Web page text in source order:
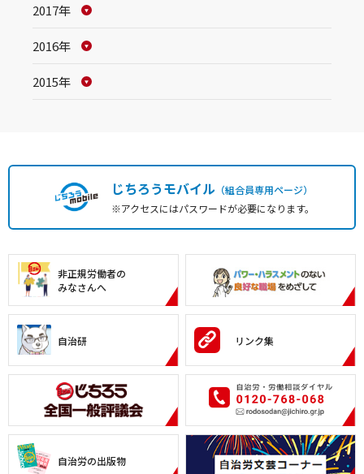
2017年
2016年
2015年
じちろうモバイル（組合員専用ページ）
※アクセスにはパスワードが必要になります。
非正規労働者の
みなさんへ
自治研 リンク集
自治労の出版物